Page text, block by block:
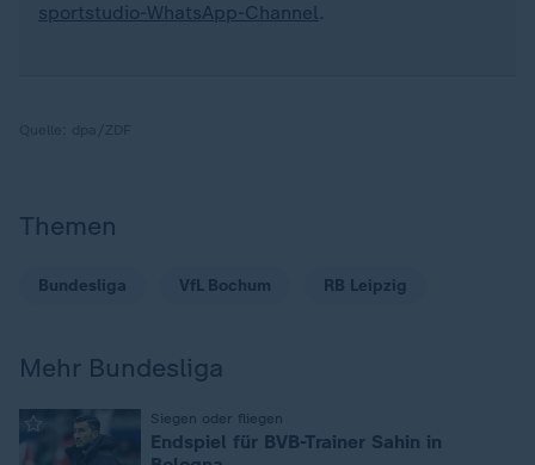
sportstudio-WhatsApp-Channel.
Themen
Bundesliga VfL Bochum RB Leipzig
Mehr Bundesliga
Siegen oder fliegen
Endspiel für BVB-Trainer Sahin in